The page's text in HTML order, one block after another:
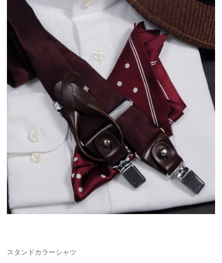
スタンドカラーシャツ